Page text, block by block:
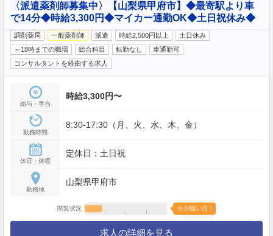
〈派遣薬剤師募集中〉【山梨県甲府市】◆最寄駅より車
で14分◆時給3,300円◆マイカー通勤OK◆土日祝休み◆
調剤薬局 一般薬剤師 派遣 時給2,500円以上
土日休み
～18時までの職場
総合科目 転勤なし
車通勤可
コンサルタントを経由する求人
給与・手当
時給3,300円〜
勤務時間
8:30-17:30（月、火、水、木、金）
休日・休暇
定休日：土日祝
勤務地
山梨県甲府市
閲覧状況 今が狙い目！
求人の詳細を見る